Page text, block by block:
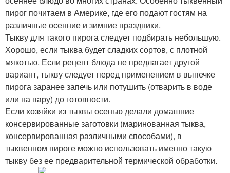
пирог почитаем в Америке, где его подают гостям на
различные осенние и зимние праздники.
Тыкву для такого пирога следует подбирать небольшую.
Хорошо, если тыква будет сладких сортов, с плотной
мякотью. Если рецепт блюда не предлагает другой
вариант, тыкву следует перед применением в выпечке
пирога заранее запечь или потушить (отварить в воде
или на пару) до готовности.
Если хозяйки из тыквы осенью делали домашние
консервированные заготовки (маринованная тыква,
консервированная различными способами), в
тыквенном пироге можно использовать именно такую
тыкву без ее предварительной термической обработки.